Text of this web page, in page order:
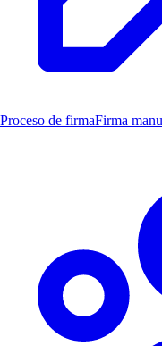
Proceso de firmaFirma